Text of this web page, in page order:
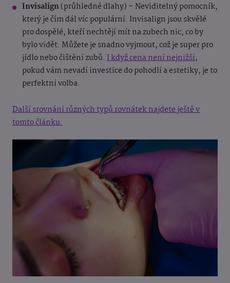
Invisalign(průhledné dlahy) – Neviditelný pomocník,
který je čím dál víc populární. Invisalign jsou skvělé
pro dospělé, kteří nechtějí mít na zubech nic, co by
bylo vidět. Můžete je snadno vyjmout, což je super pro
jídlo nebo čištění zubů. I když cena není nejnižší,
pokud vám nevadí investice do pohodlí a estetiky, je to
perfektní volba.
Další srovnání různých typů rovnátek najdete ještě v
tomto článku.